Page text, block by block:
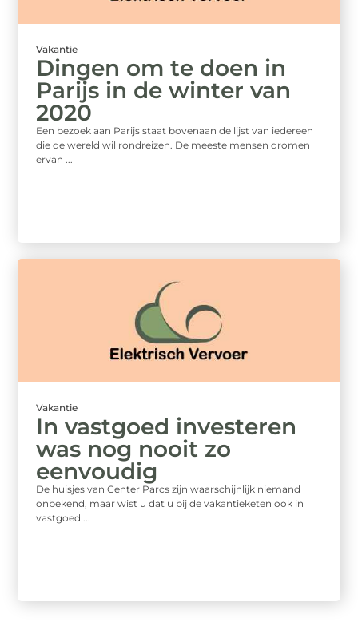
Vakantie
Dingen om te doen in
Parijs in de winter van
2020
Een bezoek aan Parijs staat bovenaan de lijst van iedereen
die de wereld wil rondreizen. De meeste mensen dromen
ervan ...
Vakantie
In vastgoed investeren
was nog nooit zo
eenvoudig
De huisjes van Center Parcs zijn waarschijnlijk niemand
onbekend, maar wist u dat u bij de vakantieketen ook in
vastgoed ...